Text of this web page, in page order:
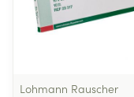
Lohmann Rauscher